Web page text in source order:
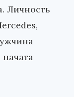
Личность